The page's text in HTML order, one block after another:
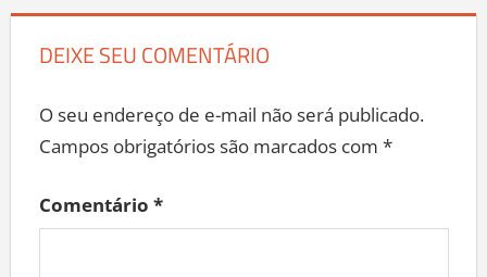
DEIXE SEU COMENTÁRIO
O seu endereço de e-mail não será publicado.
Campos obrigatórios são marcados com *
Comentário *